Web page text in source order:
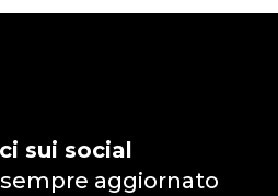
sui social
aggiornato